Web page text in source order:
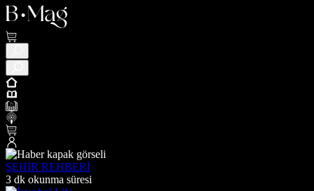
ŞEHİR REHBERİ
3 dk okunma süresi